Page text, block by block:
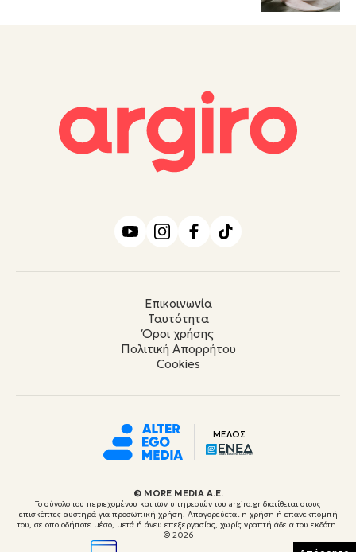
Επικοινωνία
Ταυτότητα
Όροι χρήσης
Πολιτική Απορρήτου
Cookies
ΜΕΛΟΣ
© ΜORE MEDIA Α.Ε.
Το σύνολο του περιεχομένου και των υπηρεσιών του argiro.gr διατίθεται στους
επισκέπτες αυστηρά για προσωπική χρήση. Απαγορεύεται η χρήση ή επανεκπομπή
του, σε οποιοδήποτε μέσο, μετά ή άνευ επεξεργασίας, χωρίς γραπτή άδεια του εκδότη.
© 2026